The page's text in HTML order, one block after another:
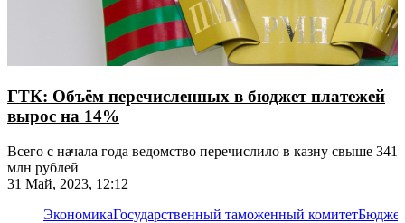
ГТК: Объём перечисленных в бюджет платежей
вырос на 14%
Всего с начала года ведомство перечислило в казну свыше 341
млн рублей
31 Май, 2023, 12:12
ЭкономикаГосударственный таможенный комитетБюджет